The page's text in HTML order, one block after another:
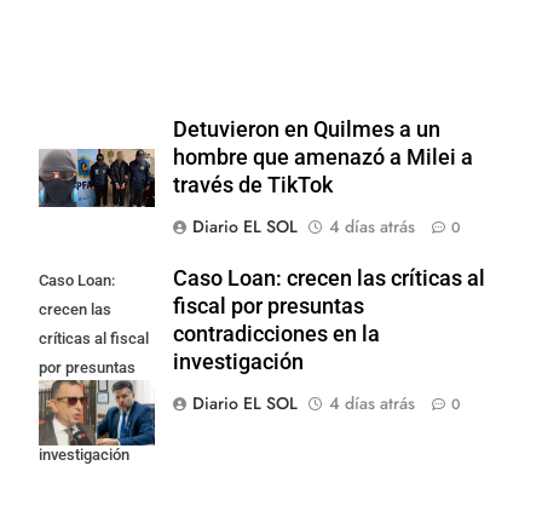
Detuvieron en Quilmes a un
hombre que amenazó a Milei a
través de TikTok
Diario EL SOL
4 días atrás 0
Caso Loan:
crecen las
críticas al fiscal
por presuntas
contradicciones
en la
investigación
Caso Loan: crecen las críticas al
fiscal por presuntas
contradicciones en la
investigación
Diario EL SOL
4 días atrás 0